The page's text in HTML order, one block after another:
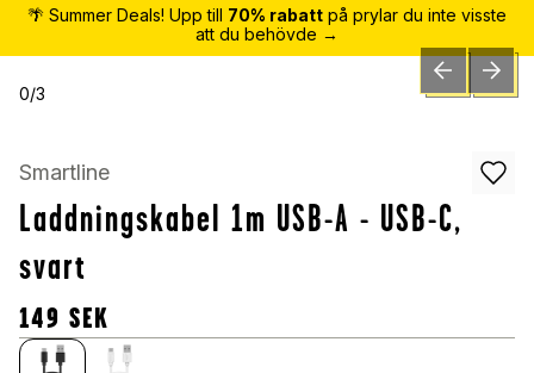
🌴 Summer Deals! Upp till 70% rabatt på prylar du inte visste
att du behövde →
0/3 PREVIOUSNEXT
Smartline
Laddningskabel 1m USB-A - USB-C,
svart
149 SEK